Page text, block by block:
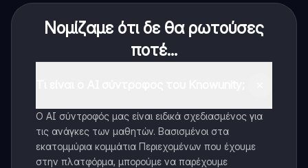
Νομίζαμε ότι δε θα ρωτούσες
ποτέ...
Ο AI σύντροφός μας είναι ειδικά σχεδιασμένος για
τις ανάγκες των μαθητών. Βασισμένοι στα
εκατομμύρια κομμάτια Περιεχομένων που έχουμε
στην πλατφόρμα, μπορούμε να παρέχουμε